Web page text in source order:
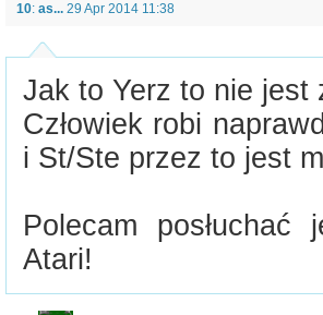
10: as... 29 Apr 2014 11:38
Jak to Yerz to nie jest
Człowiek robi
i St/Ste przez to jest
Polecam posłuchać
Atari!